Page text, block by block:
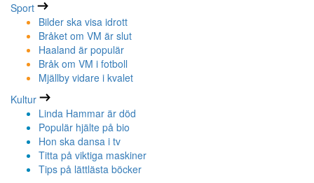
Sport
Bilder ska visa idrott
Bråket om VM är slut
Haaland är populär
Bråk om VM i fotboll
Mjällby vidare i kvalet
Kultur
Linda Hammar är död
Populär hjälte på bio
Hon ska dansa i tv
Titta på viktiga maskiner
Tips på lättlästa böcker